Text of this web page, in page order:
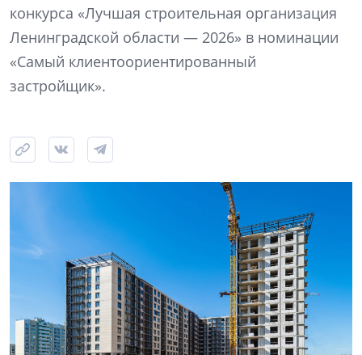
конкурса «Лучшая строительная организация
Ленинградской области — 2026» в номинации
«Самый клиентоориентированный
застройщик».